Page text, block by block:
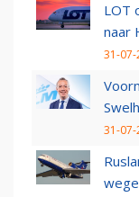
LOT
naar
31-07-
31-07-